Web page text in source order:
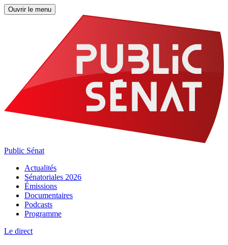
Ouvrir le menu
Public Sénat
Actualités
Sénatoriales 2026
Émissions
Documentaires
Podcasts
Programme
Le direct